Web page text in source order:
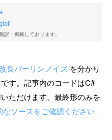
・掲載しております。
良パーリンノイズ を分かり
す。記事内のコードはC#
ただけます。最終形のみを
なソースをご確認ください